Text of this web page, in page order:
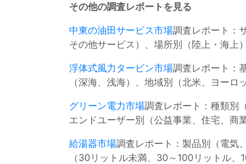
その他の調査レポートを見る
中東の油田サービス市場調査レポート：
その他サービス）、場所別（陸上・海
浮体式風力タービン市場調査レポート：
（深海、浅海）、地域別（北米、ヨー
グリーン電力市場調査レポート：種類別
エンドユーザー別（公益事業、住宅、商
給湯器市場調査レポート：製品別（電気
（30リットル未満、30～100リットル